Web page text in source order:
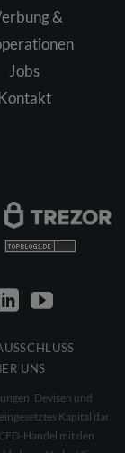
&
Jobs
UNS
Devisen und
Kapital dar.
Handel mit den